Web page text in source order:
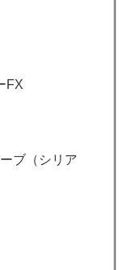
FX
ブ（シリア